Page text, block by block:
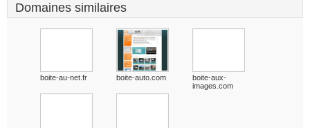
Domaines similaires
boite-au-net.fr boite-auto.com
boite-aux-
images.com